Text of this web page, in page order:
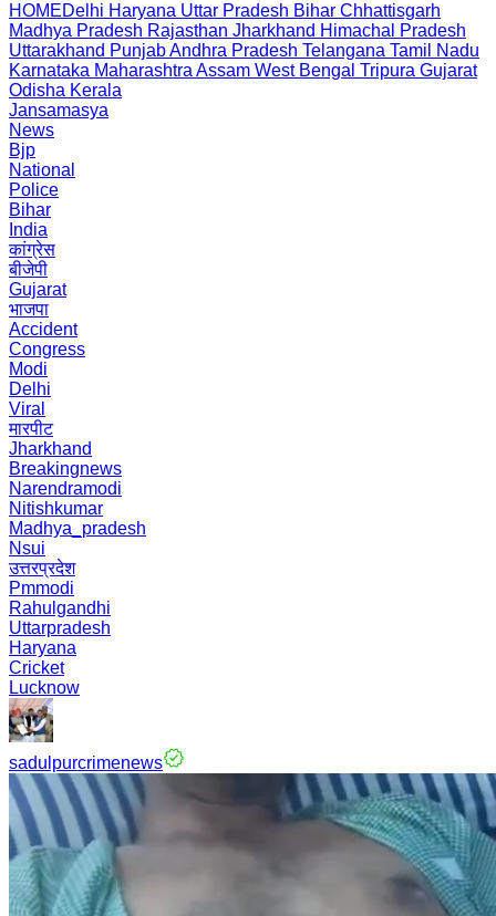
HOMEDelhi Haryana Uttar Pradesh Bihar Chhattisgarh
Madhya Pradesh Rajasthan Jharkhand Himachal Pradesh
Uttarakhand PunjabAndhra Pradesh Telangana Tamil Nadu
Karnataka Maharashtra Assam West Bengal Tripura Gujarat
Odisha Kerala
Jansamasya
News
Bjp
National
Police
Bihar
India
कांग्रेस
बीजेपी
Gujarat
भाजपा
Accident
Congress
Modi
Delhi
Viral
मारपीट
Jharkhand
Breakingnews
Narendramodi
Nitishkumar
Madhya_pradesh
Nsui
उत्तरप्रदेश
Pmmodi
Rahulgandhi
Uttarpradesh
Haryana
Cricket
Lucknow
sadulpurcrimenews